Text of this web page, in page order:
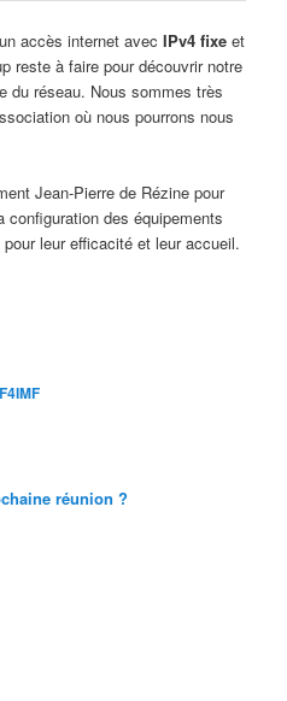
accès internet avec IPv4 fixe et
reste à faire pour découvrir notre
du réseau. Nous sommes très
où nous pourrons nous
Jean-Pierre de Rézine pour
des équipements
leur efficacité et leur accueil.
réunion ?